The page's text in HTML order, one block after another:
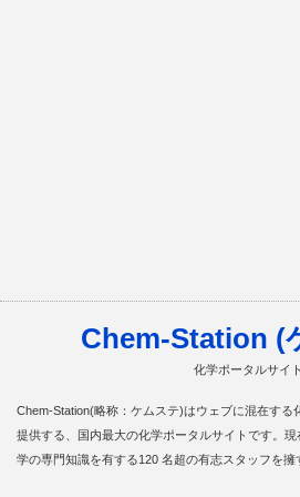
Chem-Station (
化学ポータルサイト
Chem-Station(略称：ケムステ)はウェブに混在する
提供する、国内最大の化学ポータルサイトです。
学の専門知識を有する120 名超の有志スタッフを擁